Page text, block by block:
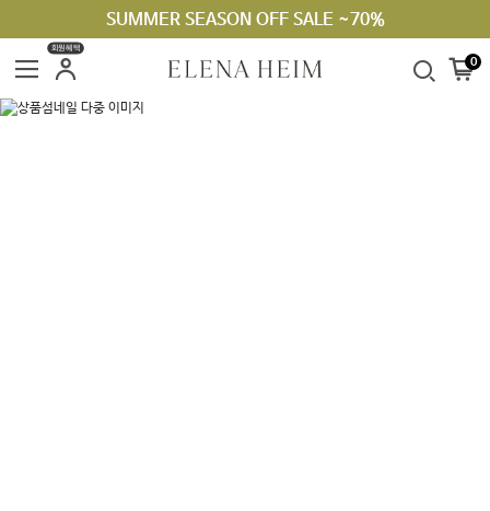
SUMMER SEASON OFF SALE ~70%
회원혜택
0